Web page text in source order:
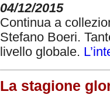
04/12/2015
Continua a
Stefano Boeri.
livello globale.
La stagione